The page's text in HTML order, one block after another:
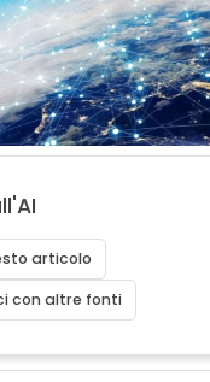
articolo
con altre fonti